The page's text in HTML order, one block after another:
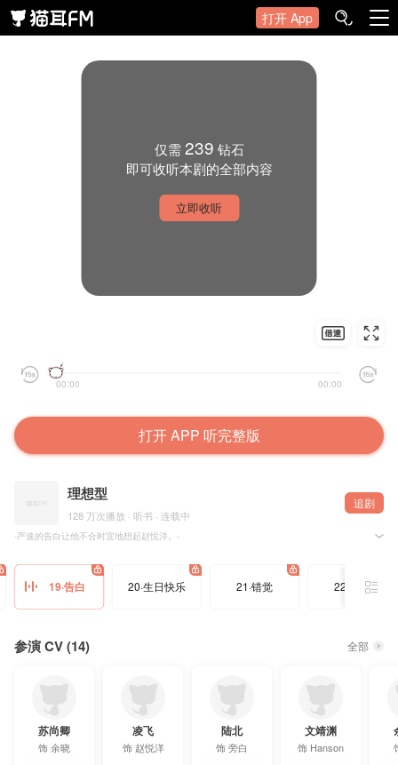
打开 App
仅需 239 钻石
即可收听本剧的全部内容
立即收听
00:00 00:00
打开 APP 听完整版
理想型
128 万次播放 · 听书 · 连载中
追剧
-严速的告白让他不合时宜地想起赵悦洋。-
🔥制作组🔥
监制：南瓜 @吃个大南瓜瓜瓜
后期：弥雅 @猛猪出笼
录音棚：野声文化
录音师：涛涛 @初与遇见9
字幕组：@一枝字幕组
19·告白 20·生日快乐 21·错觉 22·例外
参演 CV (14) 全部
苏尚卿
饰余晓
凌飞
饰 赵悦洋
陆北
饰旁白
文靖渊
饰 Hanson